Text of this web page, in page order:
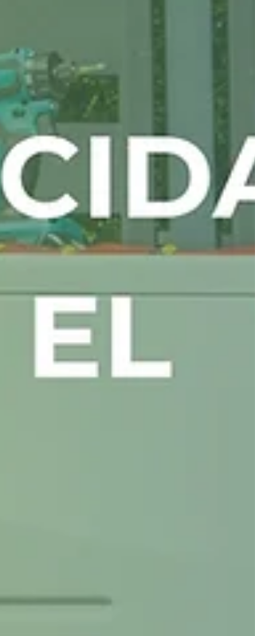
determinar la cantidad de ahorro energético que